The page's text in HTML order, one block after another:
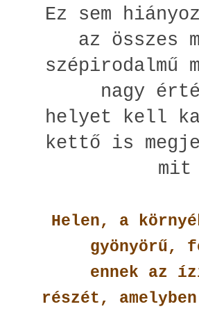
Ez sem
az összes
szépirodalmű
nagy
helyet kell
kettő is
mit
Helen, a
gyönyörű,
ennek az
részét,